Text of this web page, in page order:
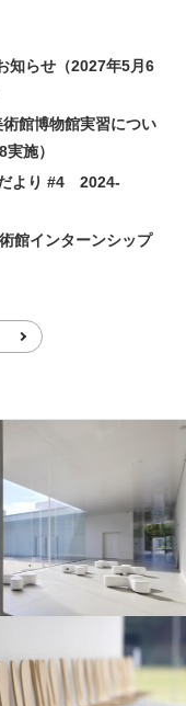
知らせ（2027年5月6
館博物館実習につい
施）
だより #4 2024-
館インターンシップ